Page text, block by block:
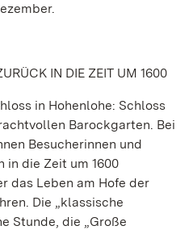
IN DIE ZEIT UM 1600
in Hohenlohe: Schloss
Barockgarten. Bei
Besucherinnen und
in die Zeit um 1600
das Leben am Hofe der
Die „klassische
Stunde, die „Große